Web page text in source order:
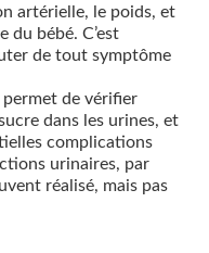
artérielle, le poids, et
du bébé. C’est
de tout symptôme
permet de vérifier
dans les urines, et
complications
urinaires, par
réalisé, mais pas